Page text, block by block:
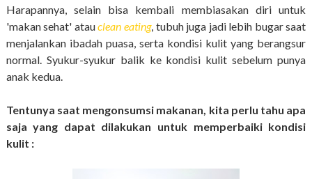
Harapannya, selain bisa kembali membiasakan diri untuk
'makan sehat' atauclean eating, tubuh juga jadi lebih bugar saat
menjalankan ibadah puasa, serta kondisi kulit yang berangsur
normal. Syukur-syukur balik ke kondisi kulit sebelum punya
anak kedua.
Tentunya saat mengonsumsi makanan, kita perlu tahu apa
saja yang dapat dilakukan untuk memperbaiki kondisi
kulit :